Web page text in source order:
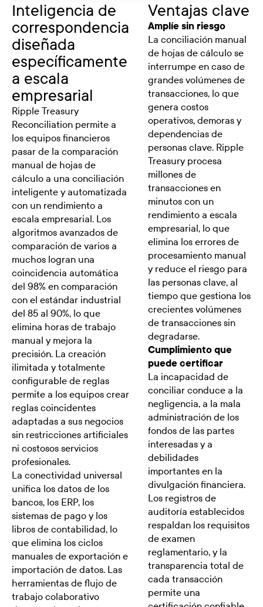
Inteligencia de
correspondencia
diseñada
específicamente
a escala
empresarial
Ripple Treasury
Reconciliation permite a
los equipos financieros
pasar de la comparación
manual de hojas de
cálculo a una conciliación
inteligente y automatizada
con un rendimiento a
escala empresarial. Los
algoritmos avanzados de
comparación de varios a
muchos logran una
coincidencia automática
del 98% en comparación
con el estándar industrial
del 85 al 90%, lo que
elimina horas de trabajo
manual y mejora la
precisión. La creación
ilimitada y totalmente
configurable de reglas
permite a los equipos crear
reglas coincidentes
adaptadas a sus negocios
sin restricciones artificiales
ni costosos servicios
profesionales.
La conectividad universal
unifica los datos de los
bancos, los ERP, los
sistemas de pago y los
libros de contabilidad, lo
que elimina los ciclos
manuales de exportación e
importación de datos. Las
herramientas de flujo de
trabajo colaborativo
Ventajas clave
Amplíe sin riesgo
La conciliación manual
de hojas de cálculo se
interrumpe en caso de
grandes volúmenes de
transacciones, lo que
genera costos
operativos, demoras y
dependencias de
personas clave. Ripple
Treasury procesa
millones de
transacciones en
minutos con un
rendimiento a escala
empresarial, lo que
elimina los errores de
procesamiento manual
y reduce el riesgo para
las personas clave, al
tiempo que gestiona los
crecientes volúmenes
de transacciones sin
degradarse.
Cumplimiento que
puede certificar
La incapacidad de
conciliar conduce a la
negligencia, a la mala
administración de los
fondos de las partes
interesadas y a
debilidades
importantes en la
divulgación financiera.
Los registros de
auditoría establecidos
respaldan los requisitos
de examen
reglamentario, y la
transparencia total de
cada transacción
permite una